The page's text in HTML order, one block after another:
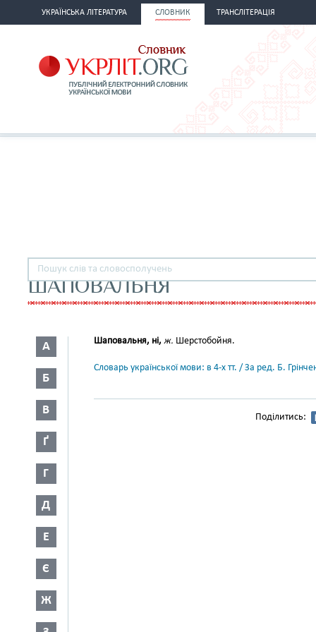
УКРАЇНСЬКА ЛІТЕРАТУРА СЛОВНИК ТРАНСЛІТЕРАЦІЯ
ШАПОВАЛЬНЯ
А
Б
В
Ґ
Г
Д
Е
Є
Ж
Шаповальня, ні, ж. Шерстобойня.
Словарь української мови: в 4-х тт. / За ред. Б.
Поділитись: